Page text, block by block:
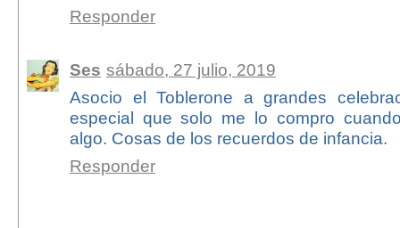
Responder
Ses sábado, 27 julio, 2019
Asocio el Toblerone a grandes
especial que solo me lo compro
algo. Cosas de los recuerdos de infancia.
Responder